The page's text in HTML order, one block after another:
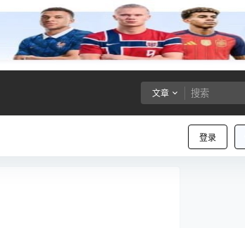
文章
登录